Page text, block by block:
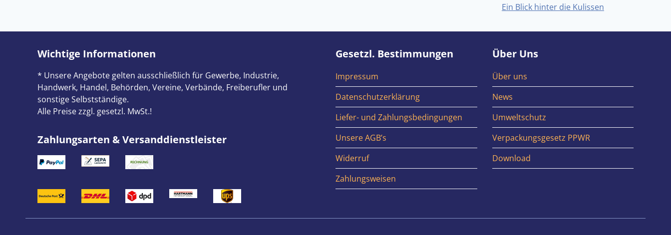
Ein Blick hinter die Kulissen
Wichtige Informationen
* Unsere Angebote gelten ausschließlich für Gewerbe, Industrie,
Handwerk, Handel, Behörden, Vereine, Verbände, Freiberufler und
sonstige Selbstständige.
Alle Preise zzgl. gesetzl. MwSt.!
Zahlungsarten & Versanddienstleister
Gesetzl. Bestimmungen
Impressum
Datenschutzerklärung
Liefer- und Zahlungsbedingungen
Unsere AGB’s
Widerruf
Zahlungsweisen
Über Uns
Über uns
News
Umweltschutz
Verpackungsgesetz PPWR
Download